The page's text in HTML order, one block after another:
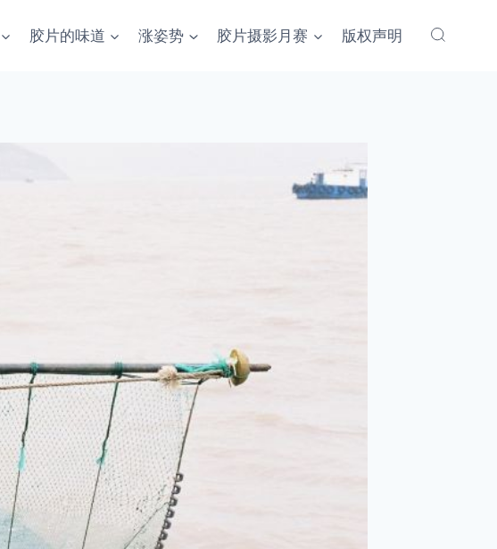
胶片的味道 涨姿势 胶片摄影月赛 版权声明